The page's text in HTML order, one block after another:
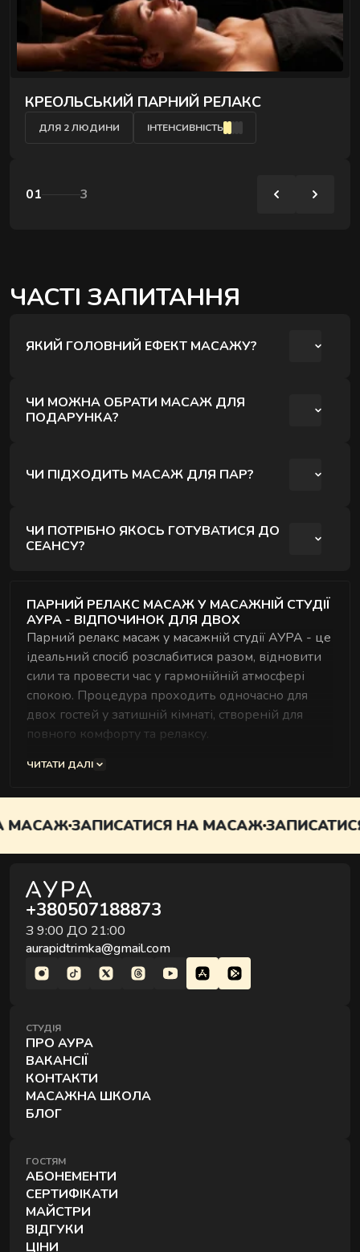
КРЕОЛЬСЬКИЙ ПАРНИЙ РЕЛАКС
ДЛЯ 2 ЛЮДИНИ ІНТЕНСИВНІСТЬ
01 3
ЧАСТІ ЗАПИТАННЯ
ЯКИЙ ГОЛОВНИЙ ЕФЕКТ МАСАЖУ?
перезавантаження.
ЧИ МОЖНА ОБРАТИ МАСАЖ ДЛЯ
ПОДАРУНКА?
ЧИ ПІДХОДИТЬ МАСАЖ ДЛЯ ПАР?
ЧИ ПОТРІБНО ЯКОСЬ ГОТУВАТИСЯ ДО
СЕАНСУ?
прийти вчасно та налаштуватися на
відпочинок.
ПАРНИЙ РЕЛАКС МАСАЖ У МАСАЖНІЙ СТУДІЇ
АУРА - ВІДПОЧИНОК ДЛЯ ДВОХ
Парний релакс масаж у масажній студії АУРА - це
ідеальний спосіб розслабитися разом, відновити
сили та провести час у гармонійній атмосфері
спокою. Процедура проходить одночасно для
двох гостей у затишній кімнаті, створеній для
повного комфорту та релаксу.
У студії АУРА ми поєднуємо професійні техніки
розслаблення. Парний масаж допомагає зняти
ЧИТАТИ ДАЛІ
ЗАПИСАТИСЯ НА МАСАЖЗАПИСАТИСЯ
+380507188873
З 9:00 ДО 21:00
aurapidtrimka@gmail.com
СТУДІЯ
ПРО АУРА
ВАКАНСІЇ
КОНТАКТИ
МАСАЖНА ШКОЛА
БЛОГ
ГОСТЯМ
АБОНЕМЕНТИ
СЕРТИФІКАТИ
МАЙСТРИ
ВІДГУКИ
ЦІНИ